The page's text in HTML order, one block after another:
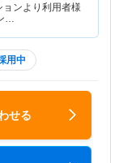
ョンより利用者様
…
用中
せる